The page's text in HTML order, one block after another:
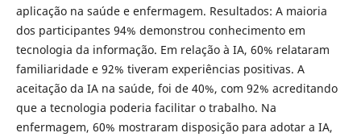
aplicação na saúde e enfermagem. Resultados: A maioria
dos participantes 94% demonstrou conhecimento em
tecnologia da informação. Em relação à IA, 60% relataram
familiaridade e 92% tiveram experiências positivas. A
aceitação da IA na saúde, foi de 40%, com 92% acreditando
que a tecnologia poderia facilitar o trabalho. Na
enfermagem, 60% mostraram disposição para adotar a IA,